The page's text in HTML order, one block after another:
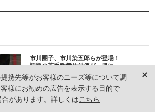
市川團子、市川染五郎らが登場！
話題の若手歌舞伎俳優が一冊に
大反響のビジュアル本が絶賛発売中
携先等がお客様のニーズ等について調
様にお勧めの広告を表示する目的で
があります。詳しくはこちら